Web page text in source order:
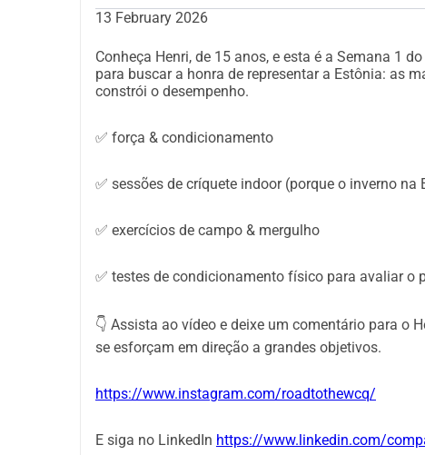
13 February 2026
Conheça Henri, de 15 anos, e esta é a Semana 1
para buscar a honra de representar a Estônia: as
constrói o desempenho.
✅ força & condicionamento
✅ sessões de críquete indoor (porque o inverno
✅ exercícios de campo & mergulho
✅ testes de condicionamento físico para avaliar o
👇 Assista ao vídeo e deixe um comentário para o
se esforçam em direção a grandes objetivos.
https://www.instagram.com/roadtothewcq/
E siga no LinkedIn https://www.linkedin.com/